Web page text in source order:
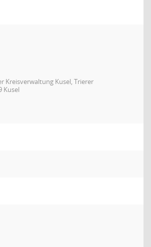
Kreisverwaltung Kusel, Trierer
Kusel